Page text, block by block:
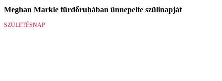
Meghan Markle fürdőruhában ünnepelte szülinapját
SZÜLETÉSNAP